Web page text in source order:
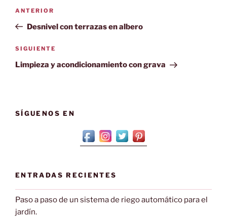
entradas
Entrada
anterior:
ANTERIOR
Desnivel con terrazas en albero
Siguiente
entrada
SIGUIENTE
Limpieza y acondicionamiento con grava
SÍGUENOS EN
ENTRADAS RECIENTES
Paso a paso de un sistema de riego automático para el
jardín.